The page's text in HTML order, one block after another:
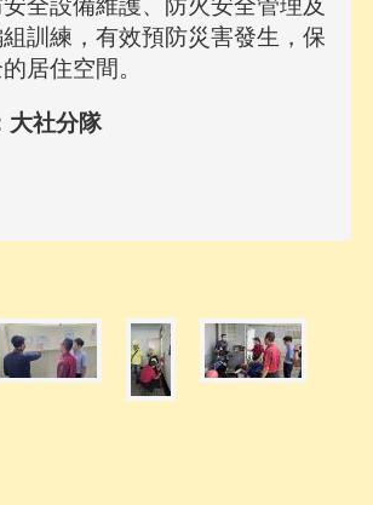
訓練，有效預防災害發生，保
居住空間。
大社分隊